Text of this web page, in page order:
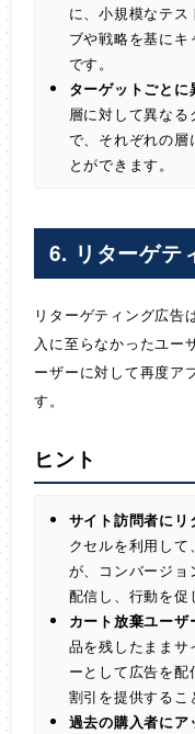
に、小規模なテ
ブや戦略を基に
です。
ターゲットごと
層に対して異な
で、それぞれの層
とができます。
6. リターゲテ
リターゲティング広告
入に至らなかったユー
ーザーに対して再度ア
す。
ヒント
サイト訪問者にリ
クセルを利用し
が、コンバージ
配信し、行動を促
カート放棄ユー
品を残したまま
ーとして広告を
割引を提供するこ
過去の購入者に